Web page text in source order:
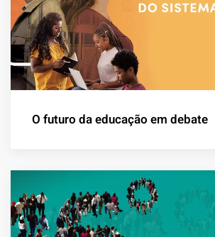
O futuro da educação em debate